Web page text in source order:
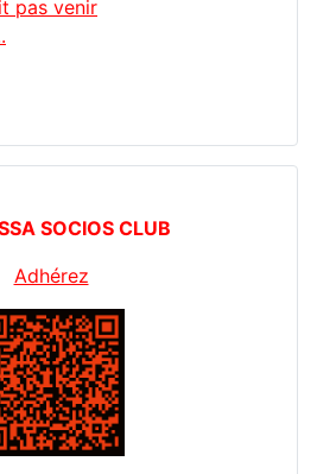
pas venir
SOCIOS CLUB
Adhérez